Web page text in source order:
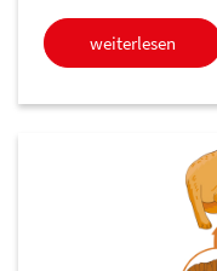
weiterlesen